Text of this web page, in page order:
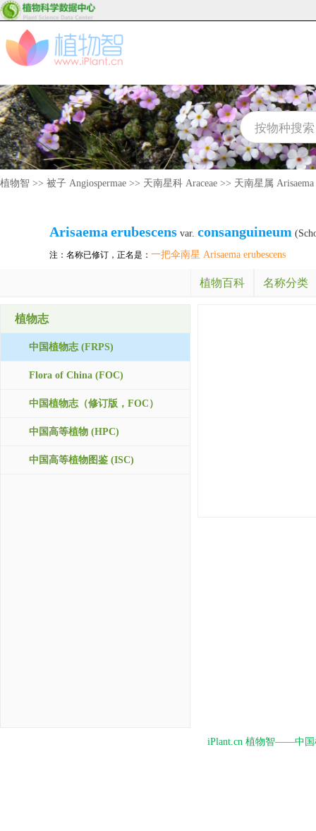
植物智 >> 被子 Angiospermae >> 天南星科 Araceae >> 天南星属 Arisaema
Arisaema erubescens var. consanguineum
注：名称已修订，正名是： 一把伞南星 Arisaema erubescens
植物百科 名称分类
植物志
中国植物志 (FRPS)
Flora of China (FOC)
中国植物志（修订版，FOC）
中国高等植物 (HPC)
中国高等植物图鉴 (ISC)
iPlant.cn 植物智——中国